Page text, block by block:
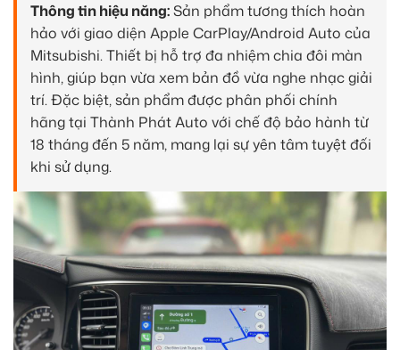
Thông tin hiệu năng:Sản phẩm tương thích hoàn
hảo với giao diện Apple CarPlay/Android Auto của
Mitsubishi. Thiết bị hỗ trợ đa nhiệm chia đôi màn
hình, giúp bạn vừa xem bản đồ vừa nghe nhạc giải
trí. Đặc biệt, sản phẩm được phân phối chính
hãng tại Thành Phát Auto với chế độ bảo hành từ
18 tháng đến 5 năm, mang lại sự yên tâm tuyệt đối
khi sử dụng.